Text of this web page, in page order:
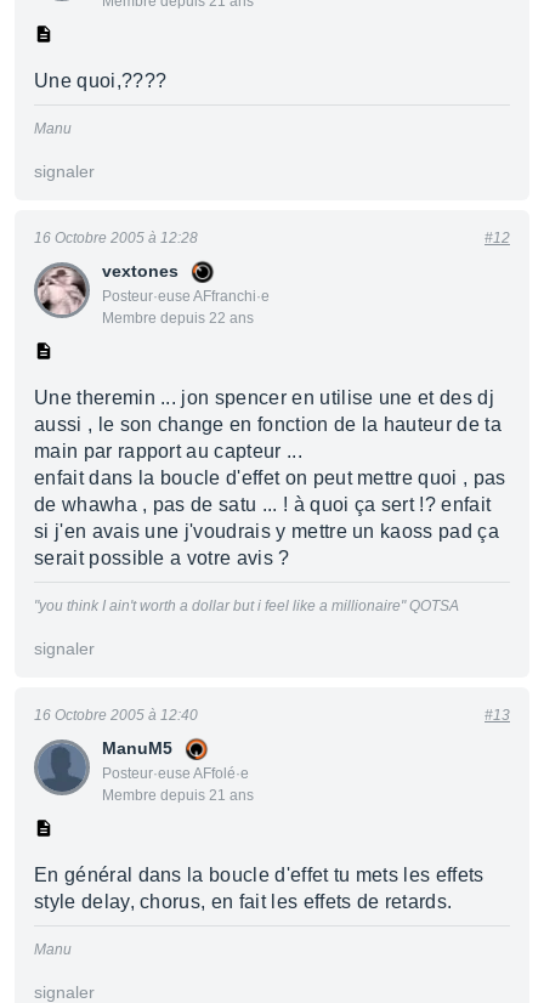
Une quoi,????
Manu
signaler
vextones
Posteur·euse AFfranchi·e
Membre depuis 22 ans
16 Octobre 2005 à 12:28 #12
Une theremin ... jon spencer en utilise une et des dj
aussi , le son change en fonction de la hauteur de ta
main par rapport au capteur ...
enfait dans la boucle d'effet on peut mettre quoi , pas
de whawha , pas de satu ... ! à quoi ça sert !? enfait
si j'en avais une j'voudrais y mettre un kaoss pad ça
serait possible a votre avis ?
"you think I ain't worth a dollar but i feel like a millionaire" QOTSA
signaler
ManuM5
Posteur·euse AFfolé·e
Membre depuis 21 ans
16 Octobre 2005 à 12:40 #13
En général dans la boucle d'effet tu mets les effets
style delay, chorus, en fait les effets de retards.
Manu
signaler